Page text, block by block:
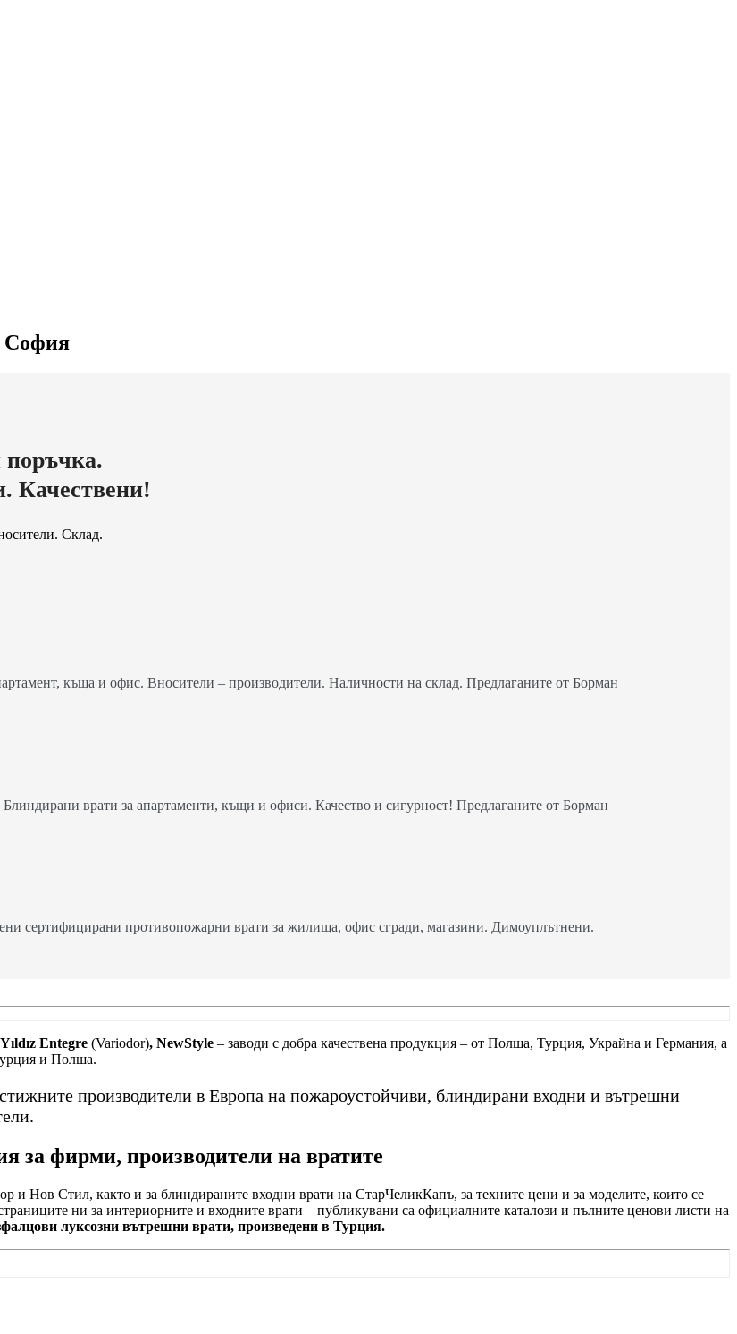
София
Качествени!
Склад.
къща и офис. Вносители – производители. Наличности на склад. Предлаганите от Борман
врати за апартаменти, къщи и офиси. Качество и сигурност! Предлаганите от Борман
сертифицирани противопожарни врати за жилища, офис сгради, магазини. Димоуплътнени.
Entegre (Variodor), NewStyle – заводи с добра качествена продукция – от Полша, Турция, Украйна и Германия, а
и Полша.
производители в Европа на пожароустойчиви, блиндирани входни и вътрешни
за фирми, производители на вратите
Нов Стил, както и за блиндираните входни врати на СтарЧеликКапъ, за техните цени и за моделите, които се
ни за интериорните и входните врати – публикувани са официалните каталози и пълните ценови листи на
луксозни вътрешни врати, произведени в Турция.